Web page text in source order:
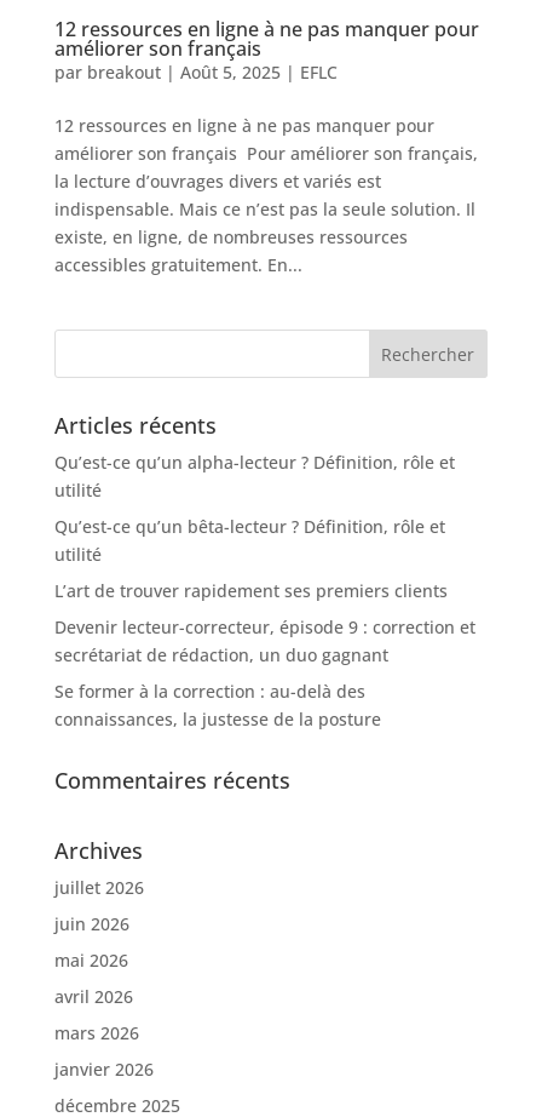
12 ressources en ligne à ne pas manquer pour
améliorer son français
par breakout| Août 5, 2025| EFLC
12 ressources en ligne à ne pas manquer pour
améliorer son français Pour améliorer son français,
la lecture d’ouvrages divers et variés est
indispensable. Mais ce n’est pas la seule solution. Il
existe, en ligne, de nombreuses ressources
accessibles gratuitement. En...
Articles récents
Qu’est-ce qu’un alpha-lecteur ? Définition, rôle et
utilité
Qu’est-ce qu’un bêta-lecteur ? Définition, rôle et
utilité
L’art de trouver rapidement ses premiers clients
Devenir lecteur-correcteur, épisode 9 : correction et
secrétariat de rédaction, un duo gagnant
Se former à la correction : au-delà des
connaissances, la justesse de la posture
Commentaires récents
Archives
juillet 2026
juin 2026
mai 2026
avril 2026
mars 2026
janvier 2026
décembre 2025